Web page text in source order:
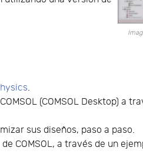
.
(COMSOL Desktop) a
sus diseños, paso a paso.
COMSOL, a través de un